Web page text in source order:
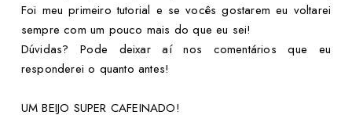
Foi meu primeiro tutorial e se vocês gostarem eu voltarei
sempre com um pouco mais do que eu sei!
Dúvidas? Pode deixar aí nos comentários que eu
responderei o quanto antes!
UM BEIJO SUPER CAFEINADO!